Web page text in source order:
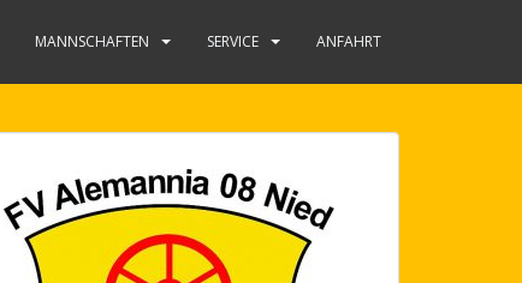
MANNSCHAFTEN SERVICE ANFAHRT